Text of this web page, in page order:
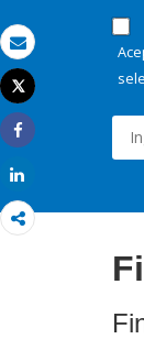
Correo
Imprimir
Tweet
Share